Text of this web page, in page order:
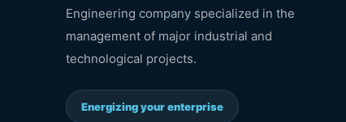
Engineering company specialized in the
management of major industrial and
technological projects.
Energizing your enterprise